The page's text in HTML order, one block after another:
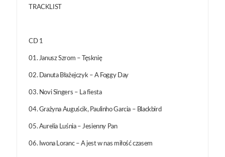
TRACKLIST
CD 1
01. Janusz Szrom – Tęsknię
02. Danuta Błażejczyk – A Foggy Day
03. Novi Singers – La fiesta
04. Grażyna Auguścik, Paulinho Garcia – Blackbird
05. Aurelia Luśnia – Jesienny Pan
06. Iwona Loranc – A jest w nas miłość czasem